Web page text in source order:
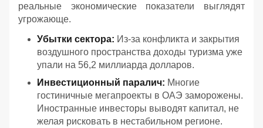
реальные экономические показатели выглядят
угрожающе.
Убытки сектора: Из-за конфликта и закрытия
воздушного пространства доходы туризма уже
упали на 56,2 миллиарда долларов.
Инвестиционный паралич: Многие
гостиничные мегапроекты в ОАЭ заморожены.
Иностранные инвесторы выводят капитал, не
желая рисковать в нестабильном регионе.